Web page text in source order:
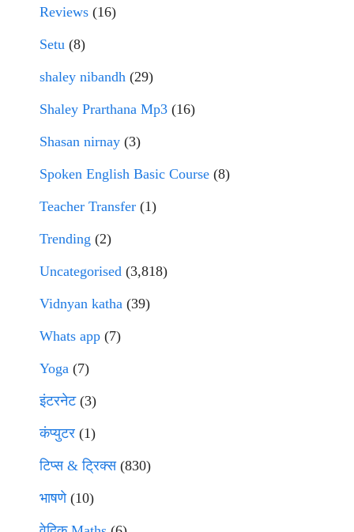
Reviews (16)
Setu (8)
shaley nibandh (29)
Shaley Prarthana Mp3 (16)
Shasan nirnay (3)
Spoken English Basic Course (8)
Teacher Transfer (1)
Trending (2)
Uncategorised (3,818)
Vidnyan katha (39)
Whats app (7)
Yoga (7)
इंटरनेट(3)
कंप्युटर (1)
टिप्स & ट्रिक्स(830)
भाषणे(10)